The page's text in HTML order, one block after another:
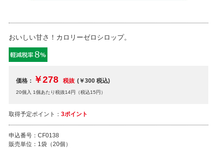
おいしい甘さ！カロリーゼロシロップ。
価格： ￥278 税抜 (￥300税込)
20個入 1個あたり税抜14円（税込15円）
取得予定ポイント： 3ポイント
申込番号： CF0138
販売単位： 1袋（20個）